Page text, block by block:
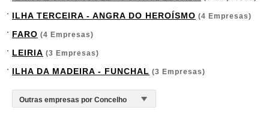
ILHA TERCEIRA - ANGRA DO HEROÍSMO (4 Empresas)
FARO (4 Empresas)
LEIRIA (3 Empresas)
ILHA DA MADEIRA - FUNCHAL (3 Empresas)